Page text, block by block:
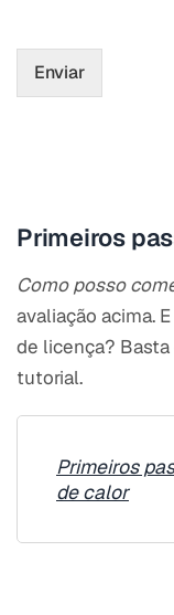
Enviar
Primeiros
Como posso
avaliação acima.
de licença?
tutorial.
Primeiros
de calor